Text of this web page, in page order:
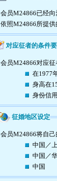
会员M24866已经向
依照M24866所提供
对应征者的条件
会员M24866对应征
在1977
身高在
身份信
征婚地区设定
会员M24866将自己
中国／
中国／
中国